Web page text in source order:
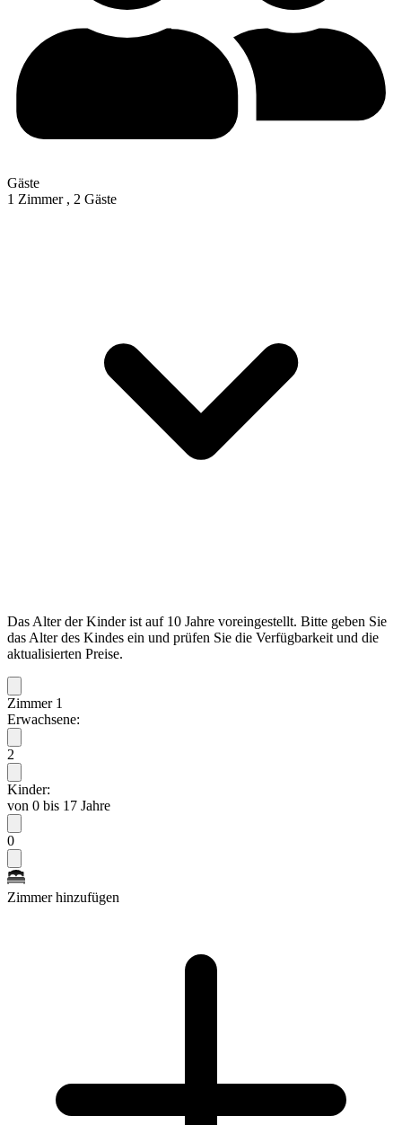
Gäste
1 Zimmer , 2 Gäste
Das Alter der Kinder ist auf 10 Jahre voreingestellt. Bitte geben Sie
das Alter des Kindes ein und prüfen Sie die Verfügbarkeit und die
aktualisierten Preise.
Zimmer 1
Erwachsene:
2
Kinder:
von 0 bis 17 Jahre
0
Zimmer hinzufügen